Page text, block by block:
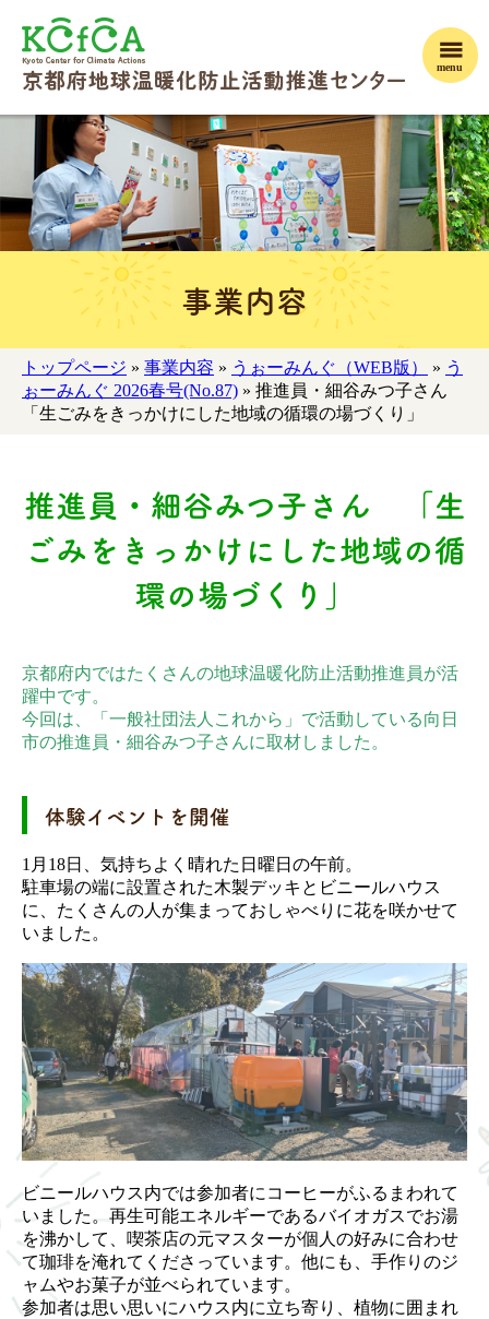
menu
事業内容
トップページ » 事業内容 » うぉーみんぐ（WEB版） » う
ぉーみんぐ 2026春号(No.87) » 推進員・細谷みつ子さん
「生ごみをきっかけにした地域の循環の場づくり」
推進員・細谷みつ子さん 「生
ごみをきっかけにした地域の循
環の場づくり」
京都府内ではたくさんの地球温暖化防止活動推進員が活
躍中です。
今回は、「一般社団法人これから」で活動している向日
市の推進員・細谷みつ子さんに取材しました。
体験イベントを開催
1月18日、気持ちよく晴れた日曜日の午前。
駐車場の端に設置された木製デッキとビニールハウス
に、たくさんの人が集まっておしゃべりに花を咲かせて
いました。
ビニールハウス内では参加者にコーヒーがふるまわれて
いました。再生可能エネルギーであるバイオガスでお湯
を沸かして、喫茶店の元マスターが個人の好みに合わせ
て珈琲を淹れてくださっています。他にも、手作りのジ
ャムやお菓子が並べられています。
参加者は思い思いにハウス内に立ち寄り、植物に囲まれ